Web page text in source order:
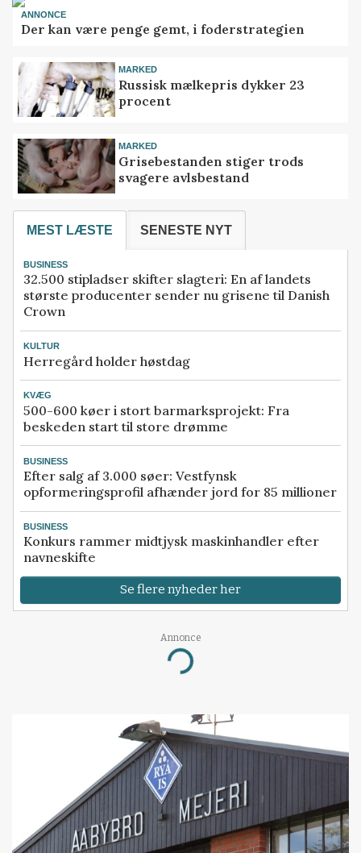
ANNONCE
Der kan være penge gemt, i foderstrategien
MARKED
Russisk mælkepris dykker 23
procent
MARKED
Grisebestanden stiger trods
svagere avlsbestand
MEST LÆSTE SENESTE NYT
BUSINESS
32.500 stipladser skifter slagteri: En af landets
største producenter sender nu grisene til Danish
Crown
KULTUR
Herregård holder høstdag
KVÆG
500-600 køer i stort barmarksprojekt: Fra
beskeden start til store drømme
BUSINESS
Efter salg af 3.000 søer: Vestfynsk
opformeringsprofil afhænder jord for 85 millioner
BUSINESS
Konkurs rammer midtjysk maskinhandler efter
navneskifte
Se flere nyheder her
Annonce
Loading...